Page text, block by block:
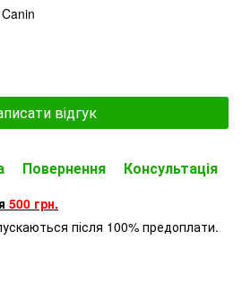
відгук
Повернення Консультація
500 грн.
після 100% предоплати.